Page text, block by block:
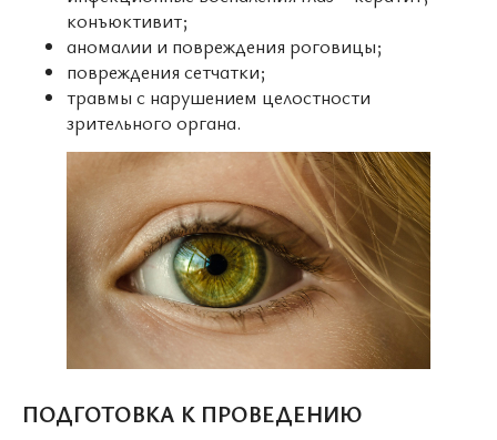
конъюктивит;
аномалии и повреждения роговицы;
повреждения сетчатки;
травмы с нарушением целостности
зрительного органа.
ПОДГОТОВКА К ПРОВЕДЕНИЮ